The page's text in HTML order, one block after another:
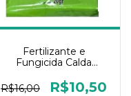
Fertilizante e
Fungicida Calda
Quimiagri
R$16,00 R$10,50